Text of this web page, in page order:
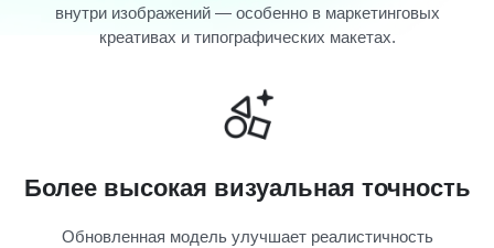
внутри изображений — особенно в маркетинговых
креативах и типографических макетах.
Более высокая визуальная точность
Обновленная модель улучшает реалистичность